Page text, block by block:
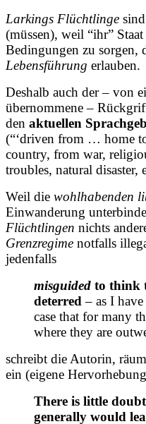
Larkings Flüchtlinge
(müssen), weil “ihr”
Bedingungen zu sorgen,
Lebensführung erlauben.
Deshalb auch der – von
übernommene –
den aktuellen
(“‘driven from … home
country, from war,
troubles, natural disaster,
Weil die wohlhabenden
Einwanderung
Flüchtlingen nichts
Grenzregime notfalls
jedenfalls
misguided to think
deterred – as I
case that for many
where they are
schreibt die Autorin,
ein (eigene
There is little
generally would